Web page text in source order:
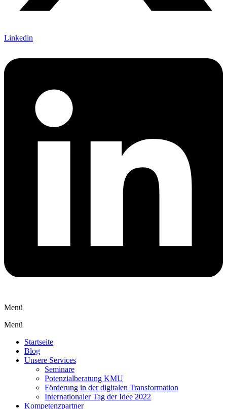
Linkedin
Menü
Menü
Startseite
Blog
Unsere Services
Seminare
Potenzialberatung KMU
Förderung in der digitalen Transformation
Internationaler Tag der Idee 2022
Kompetenzpartner